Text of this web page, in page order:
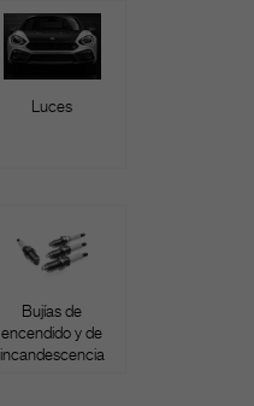
Luces
Bujías de
encendido y de
incandescencia